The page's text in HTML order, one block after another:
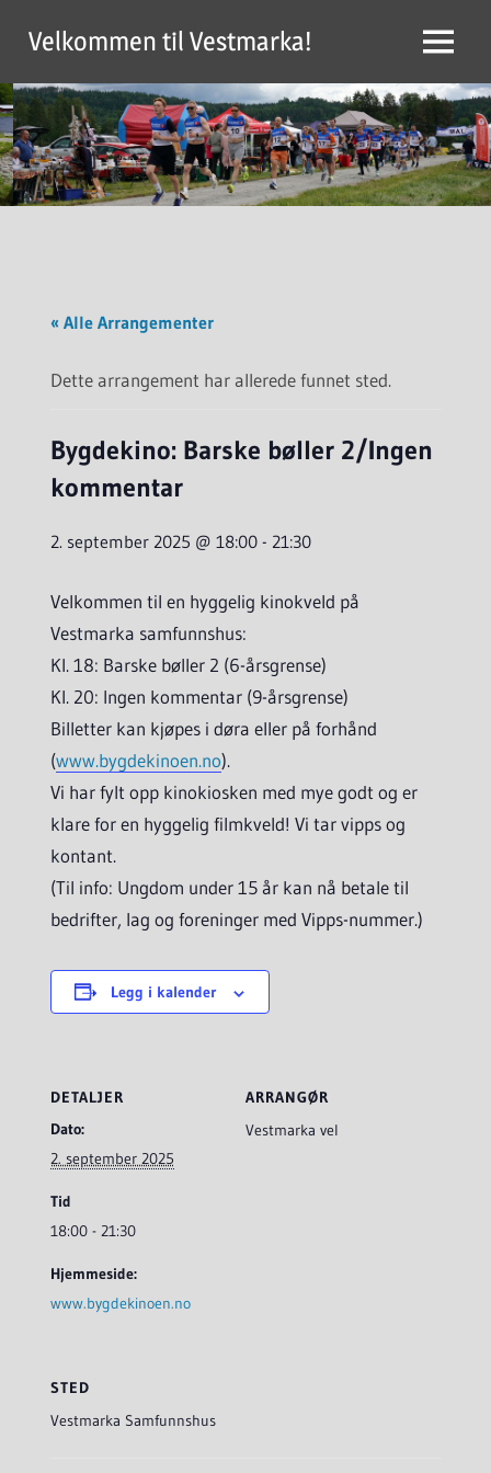
content
Velkommen til Vestmarka! Menu
« Alle Arrangementer
Dette arrangement har allerede funnet sted.
Bygdekino: Barske bøller 2/Ingen
kommentar
2. september 2025 @ 18:00- 21:30
Velkommen til en hyggelig kinokveld på
Vestmarka samfunnshus:
Kl. 18: Barske bøller 2 (6-årsgrense)
Kl. 20: Ingen kommentar (9-årsgrense)
Billetter kan kjøpes i døra eller på forhånd
(www.bygdekinoen.no).
Vi har fylt opp kinokiosken med mye godt og er
klare for en hyggelig filmkveld! Vi tar vipps og
kontant.
(Til info: Ungdom under 15 år kan nå betale til
bedrifter, lag og foreninger med Vipps-nummer.)
Legg i kalender
DETALJER
Dato:
2. september 2025
Tid
18:00 - 21:30
Hjemmeside:
www.bygdekinoen.no
ARRANGØR
Vestmarka vel
STED
Vestmarka Samfunnshus